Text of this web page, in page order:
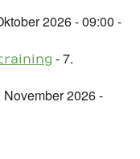
2026 - 09:00 -
- 7.
November 2026 -